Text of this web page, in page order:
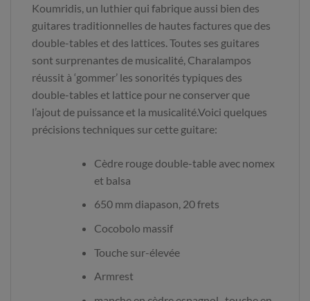
Koumridis, un luthier qui fabrique aussi bien des
guitares traditionnelles de hautes factures que des
double-tables et des lattices. Toutes ses guitares
sont surprenantes de musicalité, Charalampos
réussit à ‘gommer’ les sonorités typiques des
double-tables et lattice pour ne conserver que
l’ajout de puissance et la musicalité.Voici quelques
précisions techniques sur cette guitare:
Cèdre rouge double-table avec nomex
et balsa
650 mm diapason, 20 frets
Cocobolo massif
Touche sur-élevée
Armrest